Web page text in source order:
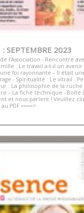
: SEPTEMBRE 2023
l'Association - Rencontre
: Le travail a-t-il un avenir
foi rayonnante – Il était
- Spiritualité : Le vitrail -
: La philosophie de la ruche
– La fiche technique - Boîte
et nous parlent ! Veuillez
PDF ====>